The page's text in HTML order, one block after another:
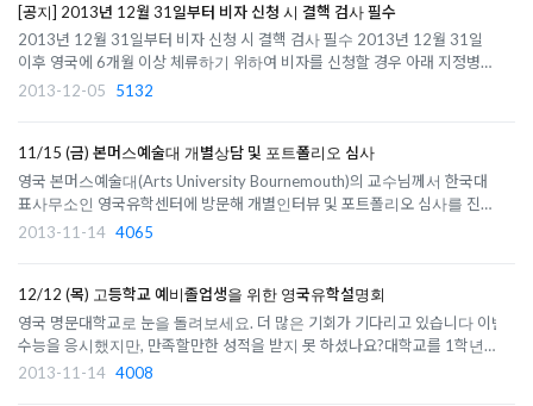
[공지] 2013년 12월 31일부터 비자 신청 시 결핵 검사 필수
2013년 12월 31일부터 비자 신청 시 결핵 검사 필수 2013년 12월 31일
이후 영국에 6개월 이상 체류하기 위하여 비자를 신청할 경우 아래 지정병원
에서 반드시 결핵 검사를 받고 진단서를 비자신청 시 제출해야 영국 입국이
2013-12-05 5132
11/15 (금) 본머스예술대 개별상담 및 포트폴리오 심사
영국 본머스예술대(Arts University Bournemouth)의 교수님께서 한국대
표사무소인 영국유학센터에 방문해 개별인터뷰 및 포트폴리오 심사를 진행
합니다. 본머스예술대는 특히 최근 Sunday Times University Guide에서
2013-11-14 4065
12/12 (목) 고등학교 예비졸업생을 위한 영국유학설명회
영국 명문대학교로 눈을 돌려보세요. 더 많은 기회가 기다리고 있습니다 이번
수능을 응시했지만, 만족할만한 성적을 받지 못 하셨나요?대학교를 1학년 이
상 재학했지만 학점이 낮아서 대학예비과정을 통해 더 상위대학교를 목표하
2013-11-14 4008